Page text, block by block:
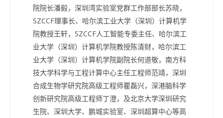
院院长潘毅，深圳湾实验室党群工作部部长苏晓，
SZCCF理事长、哈尔滨工业大学（深圳）计算机学
院教授王轩，SZCCF人工智能专委主任、哈尔滨工
业大学（深圳）计算机学院教授陈清财，哈尔滨工
业大学（深圳）计算机学院副院长何道敬，南方科
技大学科学与工程计算中心主任工程师范靖，深圳
合成生物学研究院高级工程师瞿磊兴，深港脑科学
创新研究院高级工程师丁澄，及北京大学深圳研究
生院、深圳大学、鹏城实验室、深圳超算中心等高